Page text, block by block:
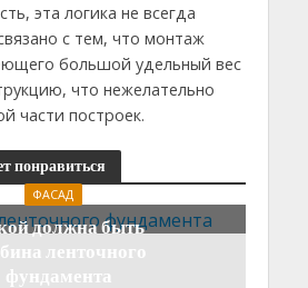
эта логика не всегда
с тем, что монтаж
большой удельный вес
что нежелательно
части построек.
понравиться
ФАСАД
должна быть
ленточного
фундамента